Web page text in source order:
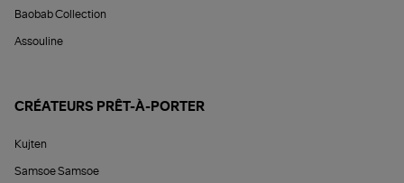
Baobab Collection
Assouline
CRÉATEURS PRÊT-À-PORTER
Kujten
Samsoe Samsoe